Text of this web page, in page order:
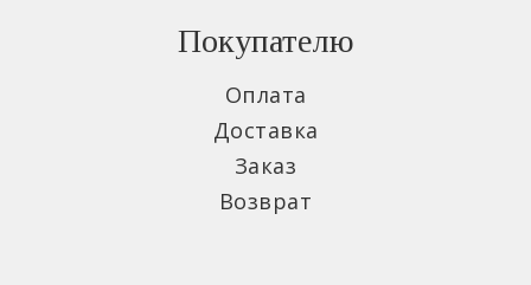
Покупателю
Оплата
Доставка
Заказ
Возврат